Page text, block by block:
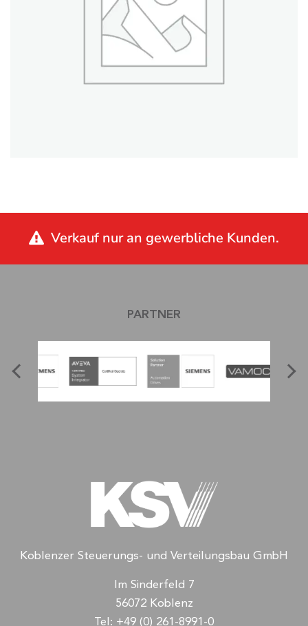
Verkauf nur an gewerbliche Kunden.
PARTNER
Koblenzer Steuerungs- und Verteilungsbau GmbH
Im Sinderfeld 7
56072 Koblenz
Tel: +49 (0) 261-8991-0